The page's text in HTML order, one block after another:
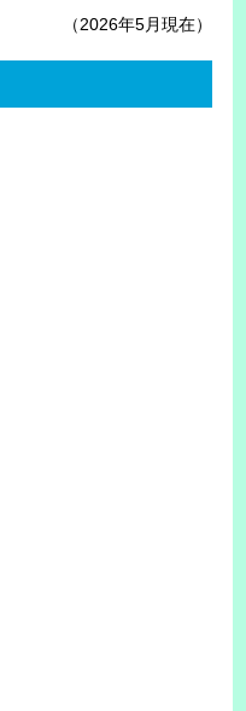
（2026年5月現在）